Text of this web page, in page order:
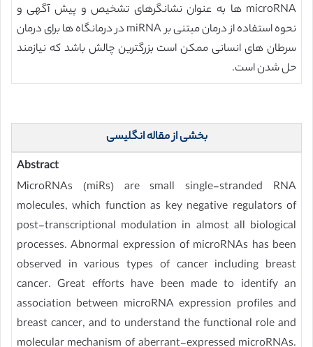
microRNA ها به عنوان نشانگرهای تشخیص و پیش آگهی و
نحوه استفاده از درمان مبتنی بر miRNA در درمانگاه ها برای درمان
سرطان های انسانی ممکن است بزرگترین چالش باشد که نیازمند
حل شدن است.
بخشی از مقاله انگلیسی
Abstract
MicroRNAs (miRs) are small single-stranded RNA
molecules, which function as key negative regulators of
post-transcriptional modulation in almost all biological
processes. Abnormal expression of microRNAs has been
observed in various types of cancer including breast
cancer. Great efforts have been made to identify an
association between microRNA expression profiles and
breast cancer, and to understand the functional role and
molecular mechanism of aberrant-expressed microRNAs.